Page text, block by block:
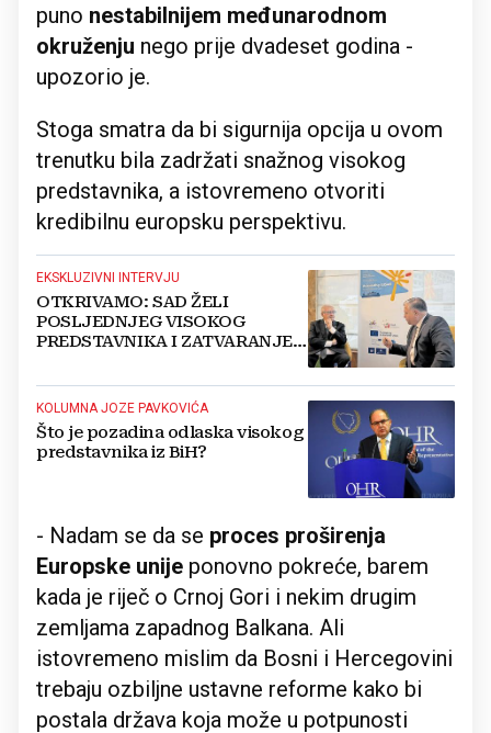
puno nestabilnijem međunarodnom
okruženju nego prije dvadeset godina -
upozorio je.
Stoga smatra da bi sigurnija opcija u ovom
trenutku bila zadržati snažnog visokog
predstavnika, a istovremeno otvoriti
kredibilnu europsku perspektivu.
EKSKLUZIVNI INTERVJU
OTKRIVAMO: SAD ŽELI
POSLJEDNJEG VISOKOG
PREDSTAVNIKA I ZATVARANJE
KOLUMNA JOZE PAVKOVIĆA
Što je pozadina odlaska visokog
predstavnika iz BiH?
- Nadam se da se proces proširenja
Europske unije ponovno pokreće, barem
kada je riječ o Crnoj Gori i nekim drugim
zemljama zapadnog Balkana. Ali
istovremeno mislim da Bosni i Hercegovini
trebaju ozbiljne ustavne reforme kako bi
postala država koja može u potpunosti